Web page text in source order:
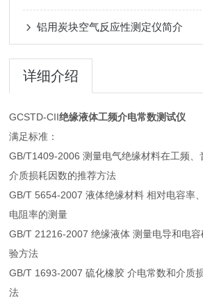
铝用炭块空气反应性测定仪简介
详细介绍
GCSTD-CII绝缘液体工频介电常数测试仪
满足标准：
GB/T1409-2006 测量电气绝缘材料在工频、
介质损耗因数的推荐方法
GB/T 5654-2007 液体绝缘材料 相对电容率
电阻率的测量
GB/T 21216-2007 绝缘液体 测量电导和电
验方法
GB/T 1693-2007 硫化橡胶 介电常数和介质
法